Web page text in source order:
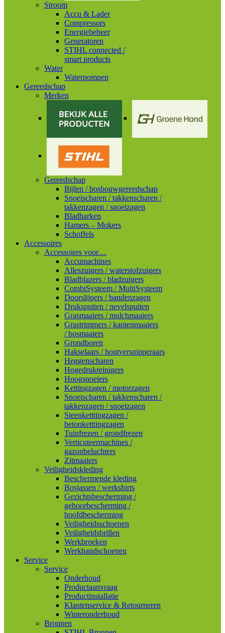
Stroom
Accu & Lader
Compressors
Energiebeheer
Generatoren
STIHL connected /
smart products
Water
Waterpompen
Gereedschap
Merken
Gereedschap
Bijlen / bosbouwgereedschap
Snoeischaren / takkenscharen /
takkenzagen / snoeizagen
Bladharken
Hamers – Mokers
Schoffels
Accessoires
Accessoires voor…
Accumachines
Alleszuigers / waterstofzuigers
Bladblazers / bladzuigers
CombiSysteem / MultiSysteem
Doorslijpers / bandenzagen
Drukspuiten / nevelspuiten
Grasmaaiers / mulchmaaiers
Grastrimmers / kantenmaaiers
/ bosmaaiers
Grondboren
Hakselaars / houtversnipperaars
Heggenscharen
Hogedrukreinigers
Hoogsnoeiers
Kettingzagen / motorzagen
Snoeischaren / takkenscharen /
takkenzagen / snoeizagen
Steenketttingzagen /
betonketttingzagen
Tuinfrezen / grondfrezen
Verticuteermachines /
gazonbeluchters
Zitmaaiers
Veiligheidskleding
Beschermende kleding
Bosjassen / werkshirts
Gezichtsbescherming /
gehoorbescherming /
hoofdbescherming
Veiligheidsschoenen
Veiligheidsbrillen
Werkbroeken
Werkhandschoenen
Service
Service
Onderhoud
Productaanvraag
Productinstallatie
Klantenservice & Retourneren
Winteronderhoud
Bronnen